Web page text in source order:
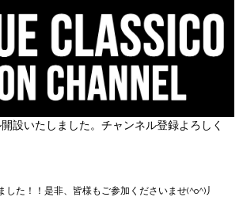
設いたしました。チャンネル登録よろしく
した！！是非、皆様もご参加くださいませ(^o^)丿